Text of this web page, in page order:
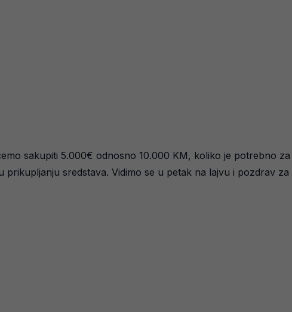
sakupiti 5.000€ odnosno 10.000 KM, koliko je potrebno
prikupljanju sredstava. Vidimo se u petak na lajvu i pozdrav